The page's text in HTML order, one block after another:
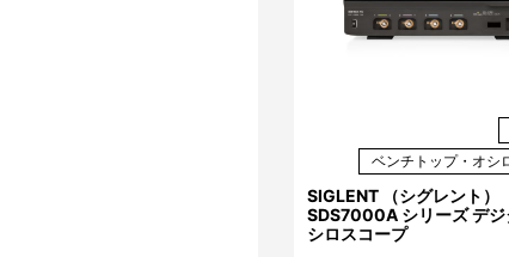
ベンチトップ・オシ
SIGLENT （シグレント）
SDS7000A シリーズ デジ
シロスコープ